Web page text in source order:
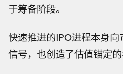
于筹备阶段。
快速推进的IPO进程本身
信号，也创造了估值锚定的